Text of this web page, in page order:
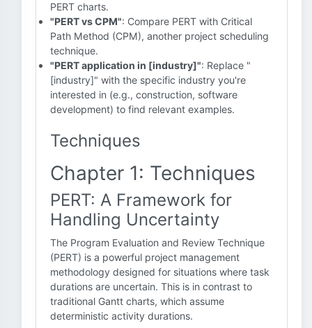
PERT charts.
"PERT vs CPM": Compare PERT with Critical
Path Method (CPM), another project scheduling
technique.
"PERT application in [industry]": Replace "
[industry]" with the specific industry you're
interested in (e.g., construction, software
development) to find relevant examples.
Techniques
Chapter 1: Techniques
PERT: A Framework for
Handling Uncertainty
The Program Evaluation and Review Technique
(PERT) is a powerful project management
methodology designed for situations where task
durations are uncertain. This is in contrast to
traditional Gantt charts, which assume
deterministic activity durations.